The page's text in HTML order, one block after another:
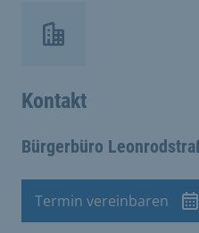
Kontakt
Bürgerbüro
Termin
Termin vereinbaren